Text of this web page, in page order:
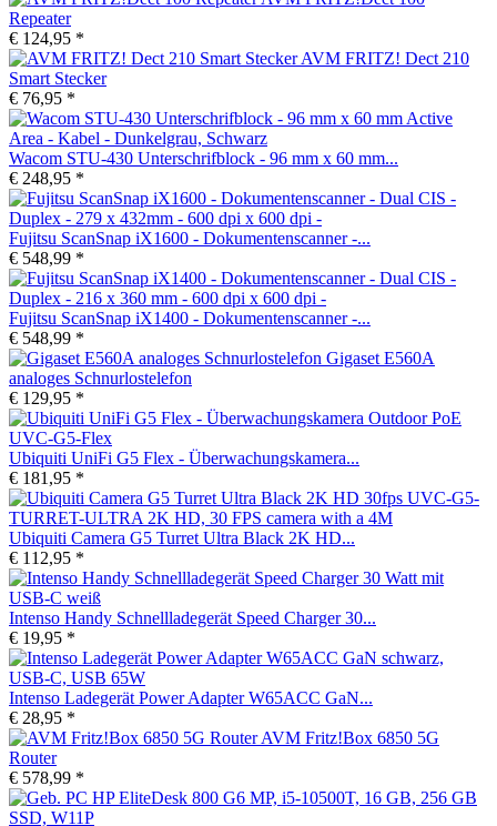
Repeater
€ 124,95 *
AVM FRITZ! Dect 210
Smart Stecker
€ 76,95 *
Wacom STU-430 Unterschrifblock - 96 mm x 60 mm...
€ 248,95 *
Fujitsu ScanSnap iX1600 - Dokumentenscanner -...
€ 548,99 *
Fujitsu ScanSnap iX1400 - Dokumentenscanner -...
€ 548,99 *
Gigaset E560A
analoges Schnurlostelefon
€ 129,95 *
Ubiquiti UniFi G5 Flex - Überwachungskamera...
€ 181,95 *
Ubiquiti Camera G5 Turret Ultra Black 2K HD...
€ 112,95 *
Intenso Handy Schnellladegerät Speed Charger 30...
€ 19,95 *
Intenso Ladegerät Power Adapter W65ACC GaN...
€ 28,95 *
AVM Fritz!Box 6850 5G
Router
€ 578,99 *